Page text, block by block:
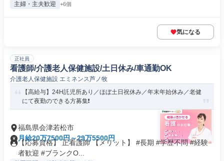
主婦・主夫歓迎 +6個
気になる
正社員
看護師/介護老人保健施設/土日休み/車通勤OK
介護老人保健施設 エミネンス芦ノ牧
【高給与】24H託児所あり／ほぼ土日祝休み／年末年始休み／老健
にて夜勤のできる方募集❗️
福島県会津若松市
月給20万7500円～29万5500円
【応募資格】 正看護師 【メリット】 #長期 #学歴不問 #経験
者歓迎 #ブランクO...